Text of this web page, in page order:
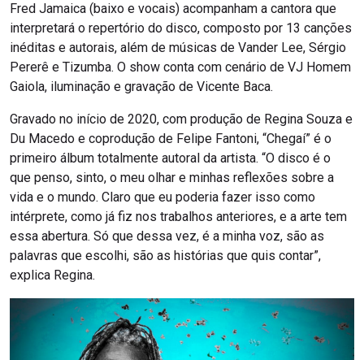
Fred Jamaica (baixo e vocais) acompanham a cantora que
interpretará o repertório do disco, composto por 13 canções
inéditas e autorais, além de músicas de Vander Lee, Sérgio
Pererê e Tizumba. O show conta com cenário de VJ Homem
Gaiola, iluminação e gravação de Vicente Baca.
Gravado no início de 2020, com produção de Regina Souza e
Du Macedo e coprodução de Felipe Fantoni, “Chegaí” é o
primeiro álbum totalmente autoral da artista. “O disco é o
que penso, sinto, o meu olhar e minhas reflexões sobre a
vida e o mundo. Claro que eu poderia fazer isso como
intérprete, como já fiz nos trabalhos anteriores, e a arte tem
essa abertura. Só que dessa vez, é a minha voz, são as
palavras que escolhi, são as histórias que quis contar”,
explica Regina.